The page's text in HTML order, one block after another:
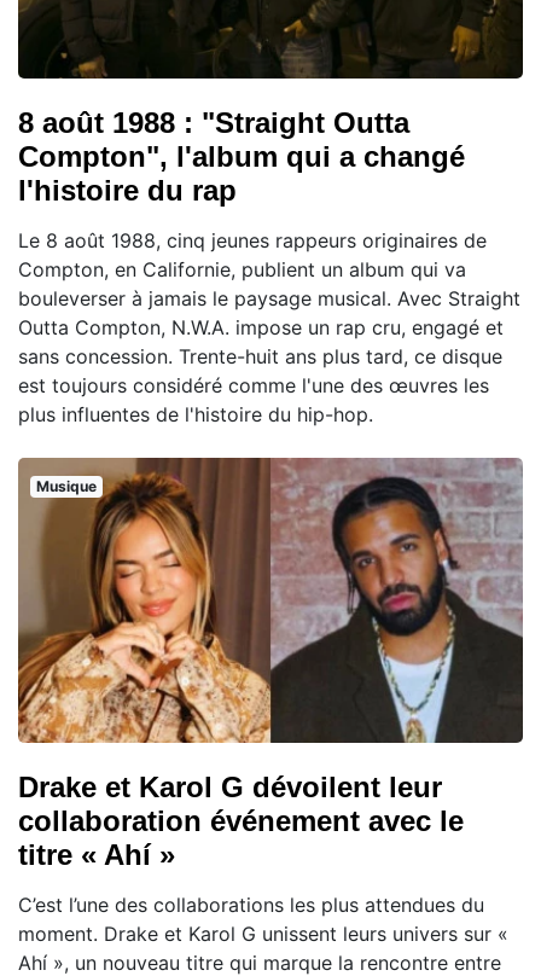
8 août 1988 : "Straight Outta
Compton", l'album qui a changé
l'histoire du rap
Le 8 août 1988, cinq jeunes rappeurs originaires de
Compton, en Californie, publient un album qui va
bouleverser à jamais le paysage musical. Avec Straight
Outta Compton, N.W.A. impose un rap cru, engagé et
sans concession. Trente-huit ans plus tard, ce disque
est toujours considéré comme l'une des œuvres les
plus influentes de l'histoire du hip-hop.
Musique
Drake et Karol G dévoilent leur
collaboration événement avec le
titre « Ahí »
C’est l’une des collaborations les plus attendues du
moment. Drake et Karol G unissent leurs univers sur «
Ahí », un nouveau titre qui marque la rencontre entre